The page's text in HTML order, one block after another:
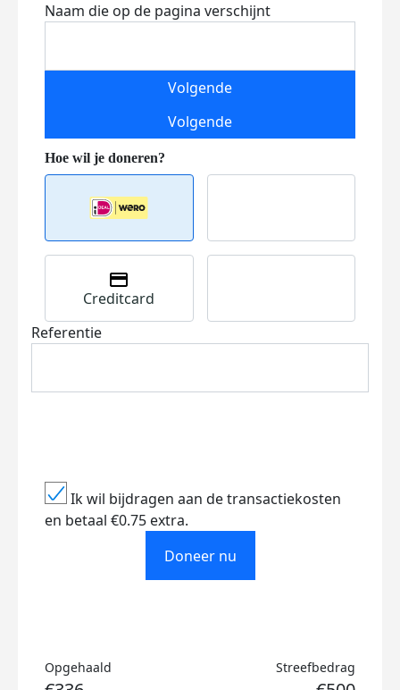
Naam die op de pagina verschijnt
Volgende
Volgende
Creditcard
Referentie
Ik wil bijdragen aan de transactiekosten
en betaal €0.75 extra.
Doneer nu
Opgehaald Streefbedrag